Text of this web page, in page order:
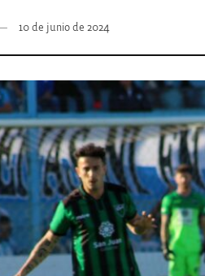
10 de junio de 2024